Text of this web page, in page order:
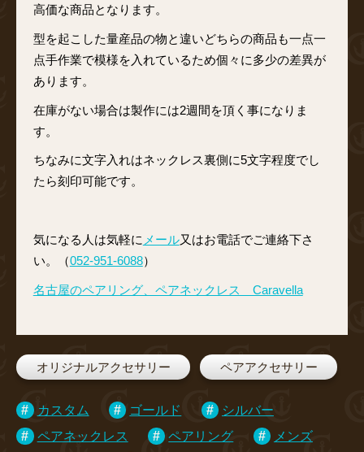
高価な商品となります。
型を起こした量産品の物と違いどちらの商品も一点一
点手作業で模様を入れているため個々に多少の差異が
あります。
在庫がない場合は製作には2週間を頂く事になりま
す。
ちなみに文字入れはネックレス裏側に5文字程度でし
たら刻印可能です。
気になる人は気軽に メール又はお電話でご連絡下さ
い。（052-951-6088）
名古屋のペアリング、ペアネックレス Caravella
オリジナルアクセサリー ペアアクセサリー
カスタム ゴールド
シルバー
ペアネックレス
ペアリング
メンズ